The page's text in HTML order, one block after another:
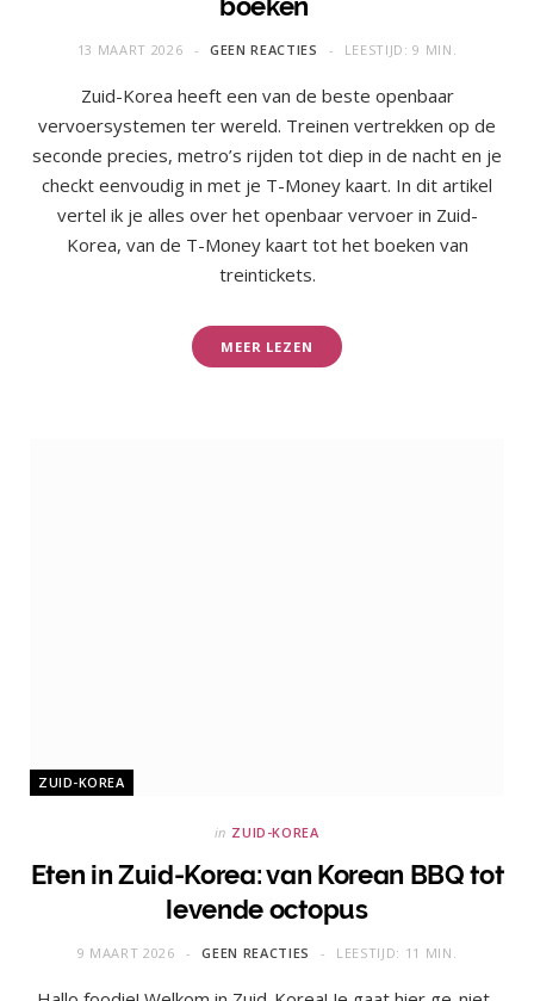
13 MAART 2026 GEEN REACTIES LEESTIJD: 9 MIN.
Zuid-Korea heeft een van de beste openbaar
vervoersystemen ter wereld. Treinen vertrekken op de
seconde precies, metro’s rijden tot diep in de nacht en je
checkt eenvoudig in met je T-Money kaart. In dit artikel
vertel ik je alles over het openbaar vervoer in Zuid-
Korea, van de T-Money kaart tot het boeken van
treintickets.
MEER LEZEN
ZUID-KOREA
in ZUID-KOREA
Eten in Zuid-Korea: van Korean BBQ tot
levende octopus
9 MAART 2026 GEEN REACTIES LEESTIJD: 11 MIN.